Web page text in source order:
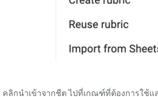
คลิกนำเข้าจากชีต ไปที่เกณฑ์ที่ต้องการใช้